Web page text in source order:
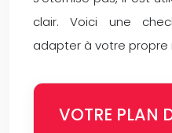
clair. Voici une
adapter à votre propre
VOTRE PLAN